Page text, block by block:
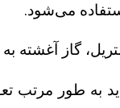
می‌شود.
گاز آغشته
به طور مرتب